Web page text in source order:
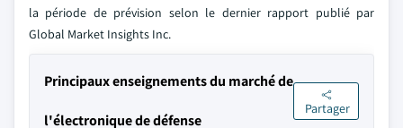
la période de prévision selon le dernier rapport publié par
Global Market Insights Inc.
Principaux enseignements du marché de
l'électronique de défense
Partager